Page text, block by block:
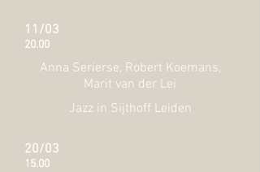
11/03
20.00
Anna Serierse, Robert Koemans,
Marit van der Lei
Jazz in Sijthoff Leiden
20/03
15.00